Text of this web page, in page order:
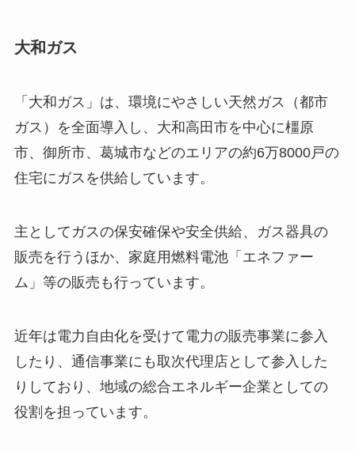
大和ガス
「大和ガス」は、環境にやさしい天然ガス（都市
ガス）を全面導入し、大和高田市を中心に橿原
市、御所市、葛城市などのエリアの約6万8000戸の
住宅にガスを供給しています。
主としてガスの保安確保や安全供給、ガス器具の
販売を行うほか、家庭用燃料電池「エネファー
ム」等の販売も行っています。
近年は電力自由化を受けて電力の販売事業に参入
したり、通信事業にも取次代理店として参入した
りしており、地域の総合エネルギー企業としての
役割を担っています。